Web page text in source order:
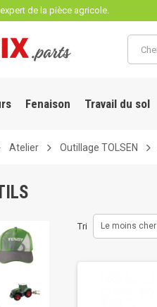
de la pièce agricole.
Fenaison Travail du sol
Atelier Outillage TOLSEN
Tri Le moins cher